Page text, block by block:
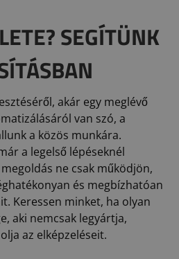
SEGÍTÜNK
akár egy meglévő
van szó, a
a közös munkára.
a legelső lépéseknél
ne csak működjön,
és megbízhatóan
Keressen minket, ha olyan
aki nemcsak legyártja,
az elképzeléseit.